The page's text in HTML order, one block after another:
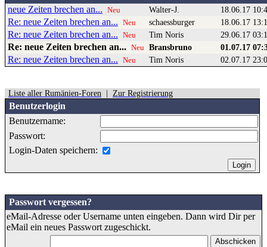
neue Zeiten brechen an... Neu Walter-J. 18.06.17
Re: neue Zeiten brechen an... Neu schaessburger 18.06.17
Re: neue Zeiten brechen an... Neu Tim Noris 29.06.17
Re: neue Zeiten brechen an... Neu Bransbruno 01.07.17
Re: neue Zeiten brechen an... Neu Tim Noris 02.07.17
Liste aller Rumänien-Foren Zur Registrierung
Benutzerlogin
Benutzername:
Passwort:
Login-Daten speichern:
Passwort vergessen?
eMail-Adresse oder Username unten eingeben. Dann wird Dir per
eMail ein neues Passwort zugeschickt.